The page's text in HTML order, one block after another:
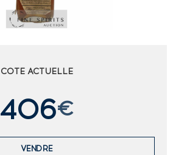
COTE ACTUELLE
406€
VENDRE